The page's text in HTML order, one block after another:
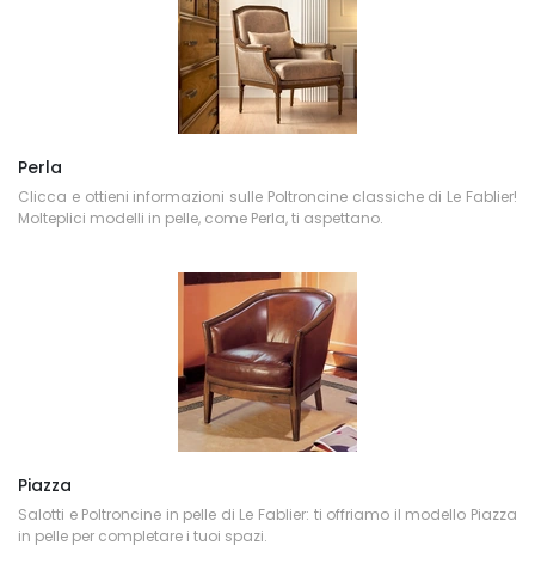
Perla
Clicca e ottieni informazioni sulle Poltroncine classiche di Le Fablier!
Molteplici modelli in pelle, come Perla, ti aspettano.
Piazza
Salotti e Poltroncine in pelle di Le Fablier: ti offriamo il modello Piazza
in pelle per completare i tuoi spazi.